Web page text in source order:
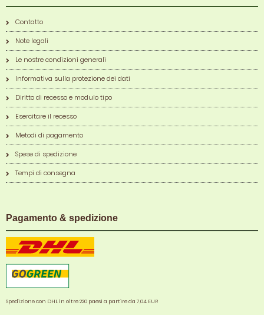
Contatto
Note legali
Le nostre condizioni generali
Informativa sulla protezione dei dati
Diritto di recesso e modulo tipo
Esercitare il recesso
Metodi di pagamento
Spese di spedizione
Tempi di consegna
Pagamento & spedizione
Spedizione con DHL in oltre 220 paesi a partire da 7,04 EUR